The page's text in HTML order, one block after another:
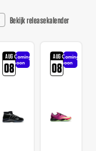
Bekijk releasekalender
AUG
08
Coming
soon
AUG
08
Coming
soon